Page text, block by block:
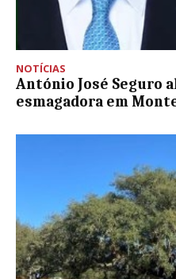
NOTÍCIAS
António José Seguro
esmagadora em